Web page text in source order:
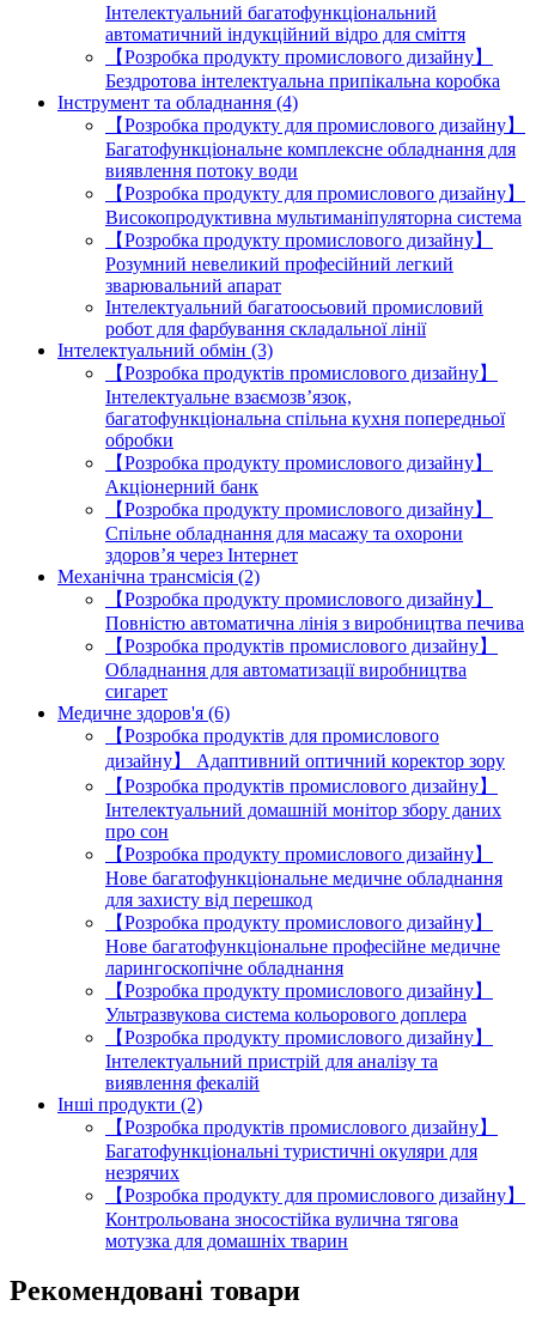
Інтелектуальний багатофункціональний
автоматичний індукційний відро для сміття
【Розробка продукту промислового дизайну】
Бездротова інтелектуальна припікальна коробка
Інструмент та обладнання (4)
【Розробка продукту для промислового дизайну】
Багатофункціональне комплексне обладнання для
виявлення потоку води
【Розробка продукту для промислового дизайну】
Високопродуктивна мультиманіпуляторна система
【Розробка продукту промислового дизайну】
Розумний невеликий професійний легкий
зварювальний апарат
Інтелектуальний багатоосьовий промисловий
робот для фарбування складальної лінії
Інтелектуальний обмін (3)
【Розробка продуктів промислового дизайну】
Інтелектуальне взаємозв’язок,
багатофункціональна спільна кухня попередньої
обробки
【Розробка продукту промислового дизайну】
Акціонерний банк
【Розробка продукту промислового дизайну】
Спільне обладнання для масажу та охорони
здоров’я через Інтернет
Механічна трансмісія (2)
【Розробка продукту промислового дизайну】
Повністю автоматична лінія з виробництва печива
【Розробка продуктів промислового дизайну】
Обладнання для автоматизації виробництва
сигарет
Медичне здоров'я (6)
【Розробка продуктів для промислового
дизайну】 Адаптивний оптичний коректор зору
【Розробка продуктів промислового дизайну】
Інтелектуальний домашній монітор збору даних
про сон
【Розробка продукту промислового дизайну】
Нове багатофункціональне медичне обладнання
для захисту від перешкод
【Розробка продукту промислового дизайну】
Нове багатофункціональне професійне медичне
ларингоскопічне обладнання
【Розробка продукту промислового дизайну】
Ультразвукова система кольорового доплера
【Розробка продукту промислового дизайну】
Інтелектуальний пристрій для аналізу та
виявлення фекалій
Інші продукти (2)
【Розробка продуктів промислового дизайну】
Багатофункціональні туристичні окуляри для
незрячих
【Розробка продукту для промислового дизайну】
Контрольована зносостійка вулична тягова
мотузка для домашніх тварин
Рекомендовані товари